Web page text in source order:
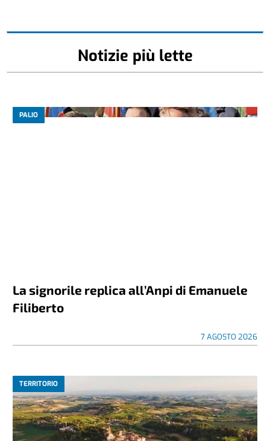
Notizie più lette
PALIO
La signorile replica all’Anpi di Emanuele
Filiberto
7 AGOSTO 2026
TERRITORIO